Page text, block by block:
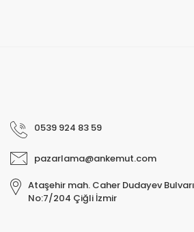
0539 924 83 59
pazarlama@ankemut.com
Ataşehir mah. Caher Dudayev Bulvarı
No:7/204 Çiğli İzmir